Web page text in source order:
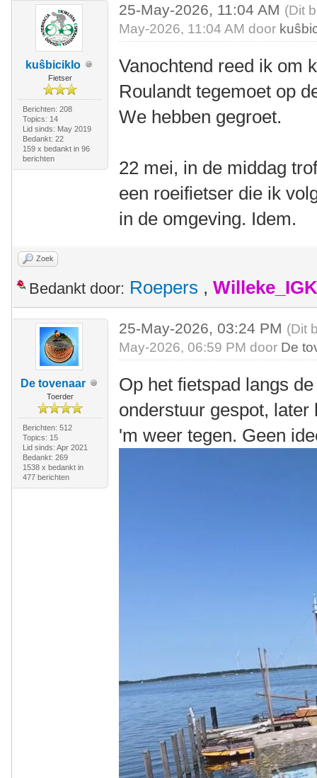
kuŝbiciklo
Fietser
Berichten: 208
Topics: 14
Lid sinds: May 2019
Bedankt: 22
159 x bedankt in 96
berichten
25-May-2026, 11:04 AM (Dit
May-2026, 11:04 AM door
Vanochtend reed ik om
Roulandt tegemoet op
We hebben gegroet.
22 mei, in de middag
een roeifietser die ik
in de omgeving. Idem.
Zoek
Bedankt door: Roepers ,
De tovenaar
Toerder
Berichten: 512
Topics: 15
Lid sinds: Apr 2021
Bedankt: 269
1538 x bedankt in
477 berichten
25-May-2026, 03:24 PM (Dit
May-2026, 06:59 PM door De
Op het fietspad langs
onderstuur gespot,
'm weer tegen. Geen